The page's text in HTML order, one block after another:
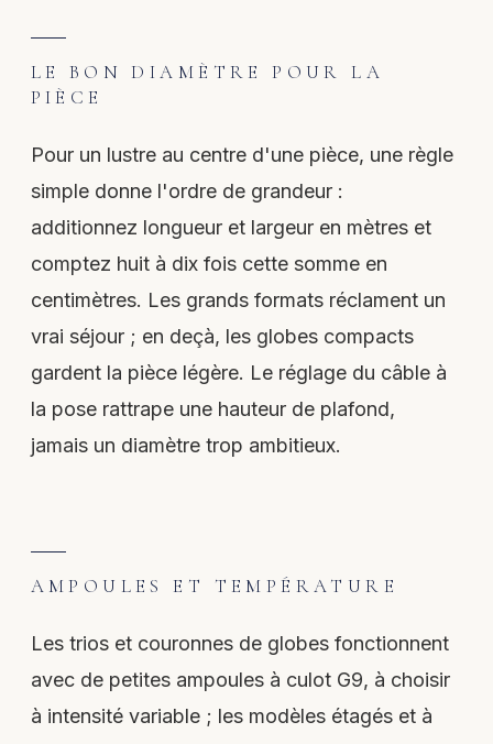
LE BON DIAMÈTRE POUR LA
PIÈCE
Pour un lustre au centre d'une pièce, une règle
simple donne l'ordre de grandeur :
additionnez longueur et largeur en mètres et
comptez huit à dix fois cette somme en
centimètres. Les grands formats réclament un
vrai séjour ; en deçà, les globes compacts
gardent la pièce légère. Le réglage du câble à
la pose rattrape une hauteur de plafond,
jamais un diamètre trop ambitieux.
AMPOULES ET TEMPÉRATURE
Les trios et couronnes de globes fonctionnent
avec de petites ampoules à culot G9, à choisir
à intensité variable ; les modèles étagés et à